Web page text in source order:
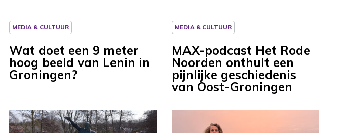
MEDIA & CULTUUR
Wat doet een 9 meter
hoog beeld van Lenin in
Groningen?
MEDIA & CULTUUR
MAX-podcast Het Rode
Noorden onthult een
pijnlijke geschiedenis
van Oost-Groningen